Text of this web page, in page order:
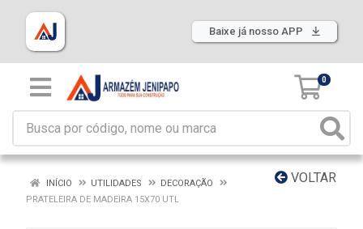
Baixe já nosso APP
0
VOLTAR
INÍCIO UTILIDADES
DECORAÇÃO
PRATELEIRA DE MADEIRA 15X70 UTL